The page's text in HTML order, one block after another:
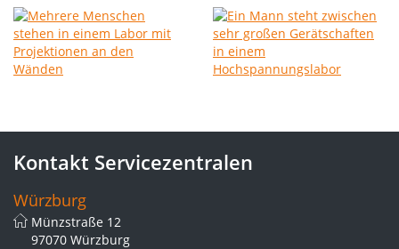
Kontakt Servicezentralen
Würzburg
Münzstraße 12
97070 Würzburg